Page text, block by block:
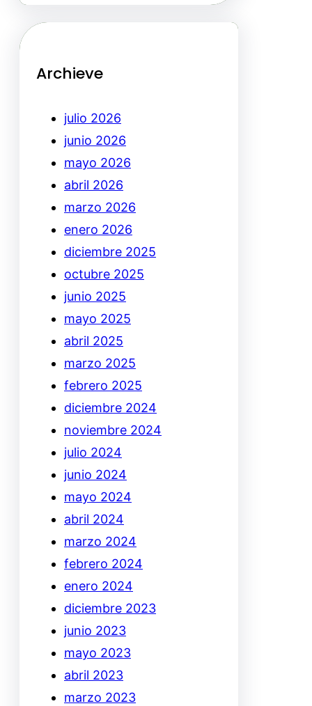
Archieve
julio 2026
junio 2026
mayo 2026
abril 2026
marzo 2026
enero 2026
diciembre 2025
octubre 2025
junio 2025
mayo 2025
abril 2025
marzo 2025
febrero 2025
diciembre 2024
noviembre 2024
julio 2024
junio 2024
mayo 2024
abril 2024
marzo 2024
febrero 2024
enero 2024
diciembre 2023
junio 2023
mayo 2023
abril 2023
marzo 2023